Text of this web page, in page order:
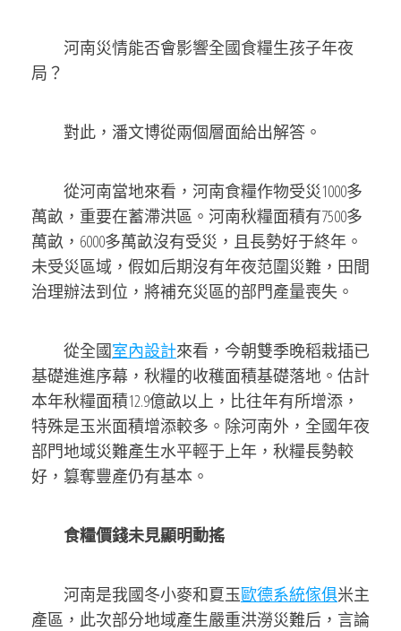
河南災情能否會影響全國食糧生孩子年夜
局？
對此，潘文博從兩個層面給出解答。
從河南當地來看，河南食糧作物受災1000多
萬畝，重要在蓄滯洪區。河南秋糧面積有7500多
萬畝，6000多萬畝沒有受災，且長勢好于終年。
未受災區域，假如后期沒有年夜范圍災難，田間
治理辦法到位，將補充災區的部門產量喪失。
從全國室內設計來看，今朝雙季晚稻栽插已
基礎進進序幕，秋糧的收穫面積基礎落地。估計
本年秋糧面積12.9億畝以上，比往年有所增添，
特殊是玉米面積增添較多。除河南外，全國年夜
部門地域災難產生水平輕于上年，秋糧長勢較
好，篡奪豐產仍有基本。
食糧價錢未見顯明動搖
河南是我國冬小麥和夏玉歐德系統傢俱米主
產區，此次部分地域產生嚴重洪澇災難后，言論